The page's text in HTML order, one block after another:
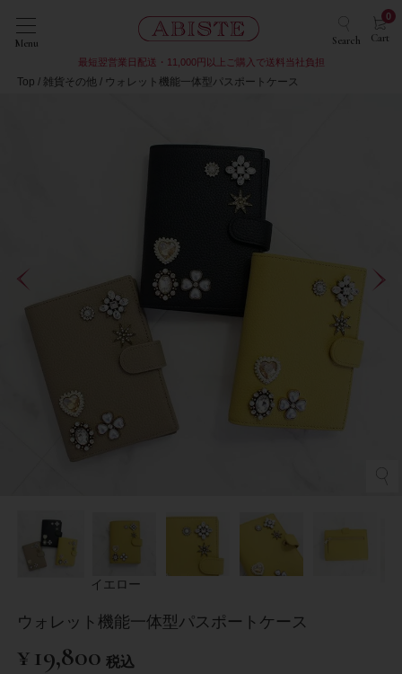
Menu Search Cart
0
最短翌営業日配送・11,000円以上ご購入で送料当社負担
Top 雑貨その他 ウォレット機能一体型パスポートケース
イエロー
ウォレット機能一体型パスポートケース
¥19,800 税込